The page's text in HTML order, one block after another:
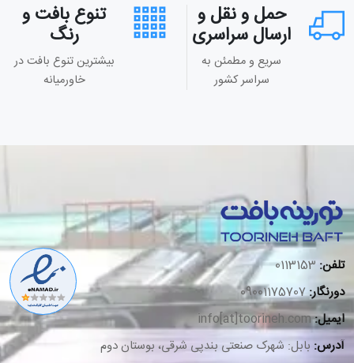
حمل و نقل و
ارسال سراسری
سریع و مطمئن به
سراسر کشور
تنوع بافت و
رنگ
بیشترین تنوع بافت در
خاورمیانه
تلفن: 0113153
دورنگار:09001175707
ایمیل:info[at]toorineh.com
آدرس: بابل: شهرک صنعتی بندپی شرقی، بوستان دوم